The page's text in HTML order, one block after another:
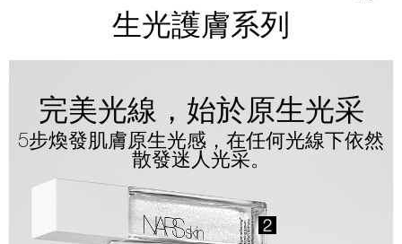
生光護膚系列
完美光線，始於原生光采
5步煥發肌膚原生光感，在任何光線下依然
散發迷人光采。